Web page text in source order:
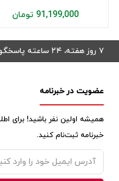
91,199,000 تومان
۷ روز هفته، ۲۴ ساعته پاسخگوی شما هستیم
عضویت در خبرنامه
همیشه اولین نفر باشید! برای
خبرنامه ثبت‌نام کنید.